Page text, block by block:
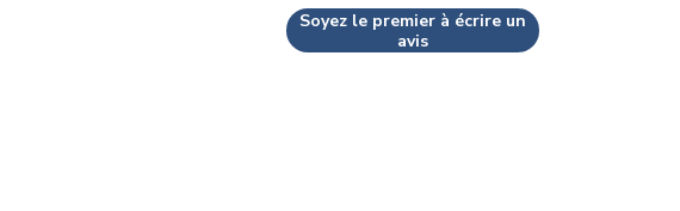
Soyez le premier à écrire un
avis